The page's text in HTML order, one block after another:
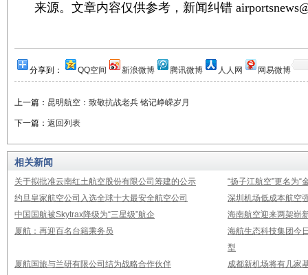
来源。文章内容仅供参考，新闻纠错
分享到： QQ空间 新浪微博 腾讯微博 人人网 网易微博
上一篇： 昆明航空：致敬抗战老兵 铭记峥嵘岁月
下一篇： 返回列表
相关新闻
关于拟批准云南红土航空股份有限公司筹建的公示
“扬子江航空”更名为“
约旦皇家航空公司入选全球十大最安全航空公司
深圳机场低成本航空
中国国航被Skytrax降级为“三星级”航企
海南航空迎来两架崭
厦航：再迎百名台籍乘务员
海航生态科技集团今
型
厦航国旅与兰研有限公司结为战略合作伙伴
成都新机场将有几家